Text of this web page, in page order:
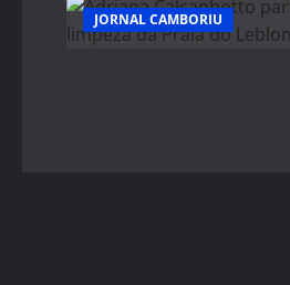
JORNAL CAMBORIU